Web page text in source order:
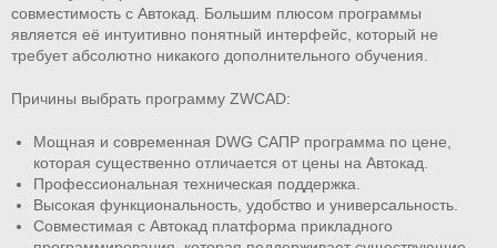
совместимость с Автокад. Большим плюсом программы
является её интуитивно понятный интерфейс, который не
требует абсолютно никакого дополнительного обучения.
Причины выбрать программу ZWCAD:
Мощная и современная DWG САПР программа по цене,
которая существенно отличается от цены на Автокад.
Профессиональная техническая поддержка.
Высокая функциональность, удобство и универсальность.
Совместимая с Автокад платформа прикладного